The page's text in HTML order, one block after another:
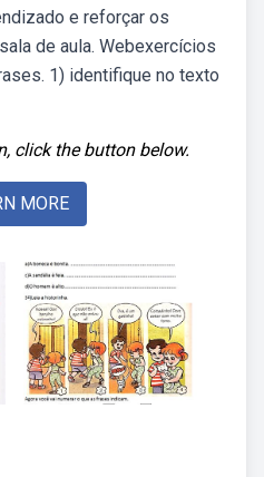
e reforçar os
de aula. Webexercícios
1) identifique no texto
click the button below.
MORE